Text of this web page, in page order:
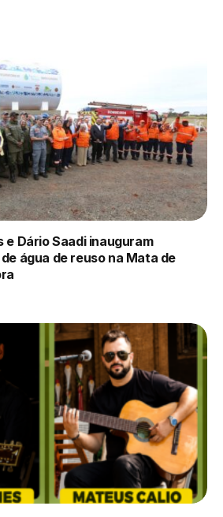
e Dário Saadi inauguram
água de reuso na Mata de